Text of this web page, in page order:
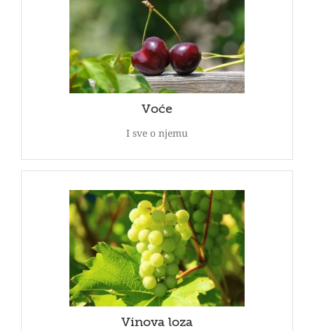
Voće
I sve o njemu
Voće
je dragoceno i nezamenljivo za dobar rad i
vitalnost organizma čoveka. Pogledajte našu
ponudu voća.
Vinova loza
Vinova loza
Veliki izbor kako novih tako i starih autohtonih
sorti.Pogledajte galeriju grožđa!
POGLEDAJ